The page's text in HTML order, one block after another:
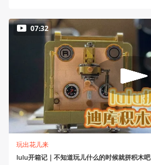
07:32
玩出花儿来
lulu开箱记｜不知道玩儿什么的时候就拼积木吧